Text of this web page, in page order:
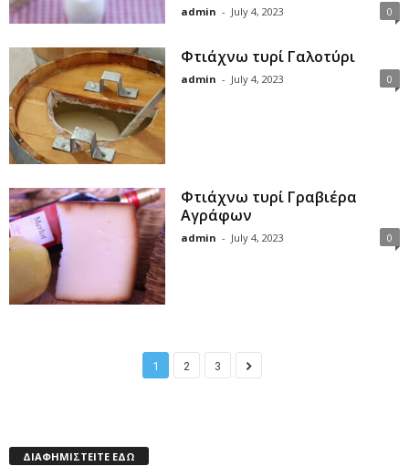
admin - July 4, 2023 0
Φτιάχνω τυρί Γαλοτύρι
admin - July 4, 2023 0
Φτιάχνω τυρί Γραβιέρα
Αγράφων
admin - July 4, 2023 0
1 2 3
ΔΙΑΦΗΜΙΣΤΕΙΤΕ ΕΔΩ